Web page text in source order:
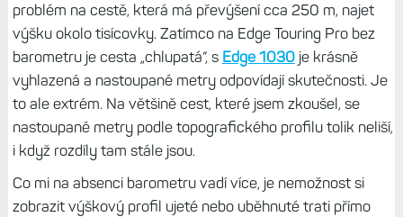
problém na cestě, která má převýšení cca 250 m, najet
výšku okolo tisícovky. Zatímco na Edge Touring Pro bez
barometru je cesta „chlupatá“, s Edge 1030je krásně
vyhlazená a nastoupané metry odpovídají skutečnosti. Je
to ale extrém. Na většině cest, které jsem zkoušel, se
nastoupané metry podle topografického profilu tolik neliší,
i když rozdíly tam stále jsou.
Co mi na absenci barometru vadí více, je nemožnost si
zobrazit výškový profil ujeté nebo uběhnuté trati přímo